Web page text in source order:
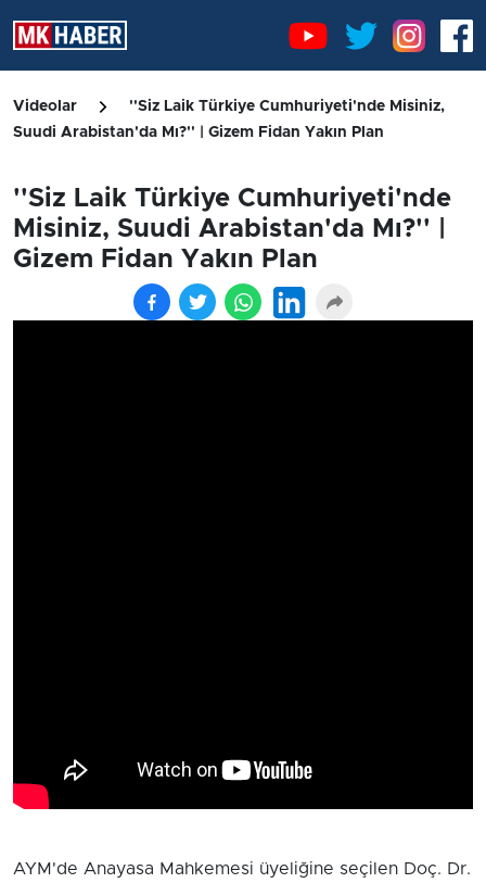
Videolar
''Siz Laik Türkiye Cumhuriyeti'nde Misiniz,
Suudi Arabistan'da Mı?'' | Gizem Fidan Yakın Plan
''Siz Laik Türkiye Cumhuriyeti'nde
Misiniz, Suudi Arabistan'da Mı?'' |
Gizem Fidan Yakın Plan
AYM'de Anayasa Mahkemesi üyeliğine seçilen Doç. Dr.